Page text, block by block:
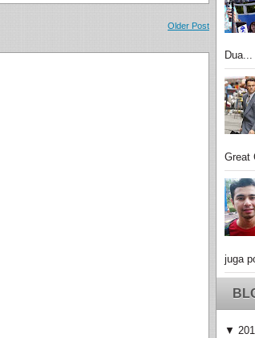
Older Post
Dua...
Great
juga
▼